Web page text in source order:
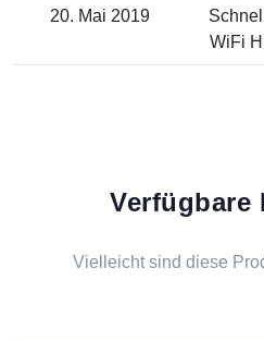
20. Mai 2019
WiFi
Verfügbare
Vielleicht sind diese